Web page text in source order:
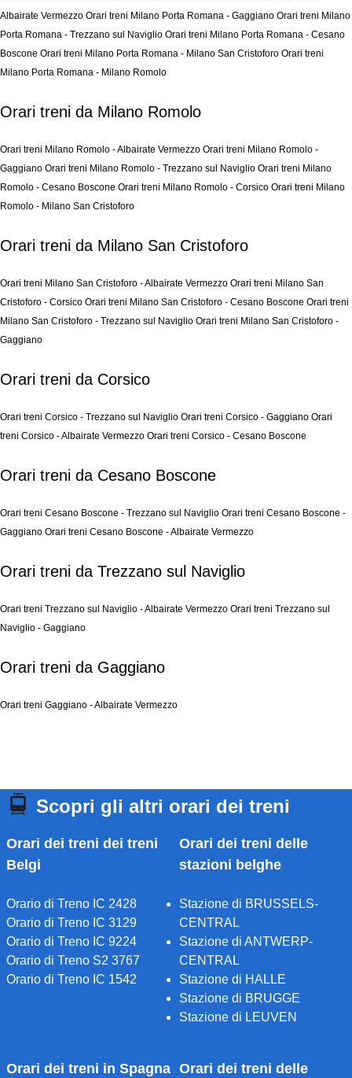
Albairate Vermezzo Orari treni Milano Porta Romana - Gaggiano Orari treni Milano
Porta Romana - Trezzano sul Naviglio Orari treni Milano Porta Romana - Cesano
Boscone Orari treni Milano Porta Romana - Milano San Cristoforo Orari treni
Milano Porta Romana - Milano Romolo
Orari treni da Milano Romolo
Orari treni Milano Romolo - Albairate Vermezzo Orari treni Milano Romolo -
Gaggiano Orari treni Milano Romolo - Trezzano sul Naviglio Orari treni Milano
Romolo - Cesano Boscone Orari treni Milano Romolo - Corsico Orari treni Milano
Romolo - Milano San Cristoforo
Orari treni da Milano San Cristoforo
Orari treni Milano San Cristoforo - Albairate Vermezzo Orari treni Milano San
Cristoforo - Corsico Orari treni Milano San Cristoforo - Cesano Boscone Orari treni
Milano San Cristoforo - Trezzano sul Naviglio Orari treni Milano San Cristoforo -
Gaggiano
Orari treni da Corsico
Orari treni Corsico - Trezzano sul Naviglio Orari treni Corsico - Gaggiano Orari
treni Corsico - Albairate Vermezzo Orari treni Corsico - Cesano Boscone
Orari treni da Cesano Boscone
Orari treni Cesano Boscone - Trezzano sul Naviglio Orari treni Cesano Boscone -
Gaggiano Orari treni Cesano Boscone - Albairate Vermezzo
Orari treni da Trezzano sul Naviglio
Orari treni Trezzano sul Naviglio - Albairate Vermezzo Orari treni Trezzano sul
Naviglio - Gaggiano
Orari treni da Gaggiano
Orari treni Gaggiano - Albairate Vermezzo
Scopri gli altri orari dei treni
Orari dei treni dei treni
Belgi
Orario di Treno IC 2428
Orario di Treno IC 3129
Orario di Treno IC 9224
Orario di Treno S2 3767
Orario di Treno IC 1542
Orari dei treni delle
stazioni belghe
Stazione di BRUSSELS-
CENTRAL
Stazione di ANTWERP-
CENTRAL
Stazione di HALLE
Stazione di BRUGGE
Stazione di LEUVEN
Orari dei treni in Spagna Orari dei treni delle